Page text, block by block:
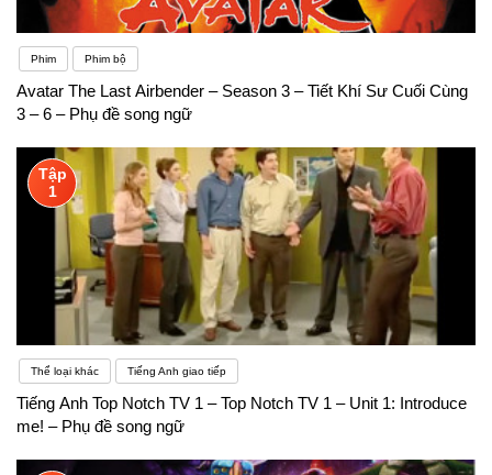
Phim Phim bộ
Avatar The Last Airbender – Season 3 – Tiết Khí Sư Cuối Cùng
3 – 6 – Phụ đề song ngữ
Tập
1
Thể loại khác Tiếng Anh giao tiếp
Tiếng Anh Top Notch TV 1 – Top Notch TV 1 – Unit 1: Introduce
me! – Phụ đề song ngữ